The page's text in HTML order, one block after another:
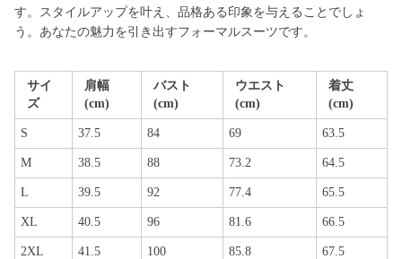
す。スタイルアップを叶え、品格ある印象を与えることでしょ
う。あなたの魅力を引き出すフォーマルスーツです。
サイ
ズ
肩幅
(cm)
バスト
(cm)
ウエスト
(cm)
着丈
(cm)
S 37.5 84 69 63.5
M 38.5 88 73.2 64.5
L 39.5 92 77.4 65.5
XL 40.5 96 81.6 66.5
2XL 41.5 100 85.8 67.5